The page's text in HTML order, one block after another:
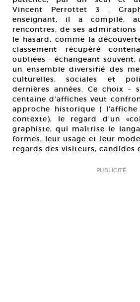
Vincent Perrottet 3 .
enseignant, il a compilé,
rencontres, de ses
le hasard, comme la
classement récupéré
oubliées – échangeant
un ensemble diversifié des
culturelles, sociales et
dernières années. Ce choix –
centaine d’affiches veut
approche historique (
contexte), le regard d’un
graphiste, qui maîtrise le
formes, leur usage et leur
regards des visiteurs, candides
PUBLICITÉ